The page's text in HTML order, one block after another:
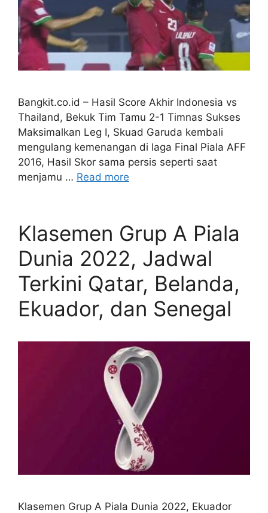
Bangkit.co.id – Hasil Score Akhir Indonesia vs
Thailand, Bekuk Tim Tamu 2-1 Timnas Sukses
Maksimalkan Leg I, Skuad Garuda kembali
mengulang kemenangan di laga Final Piala AFF
2016, Hasil Skor sama persis seperti saat
menjamu … Read more
Klasemen Grup A Piala
Dunia 2022, Jadwal
Terkini Qatar, Belanda,
Ekuador, dan Senegal
Klasemen Grup A Piala Dunia 2022, Ekuador